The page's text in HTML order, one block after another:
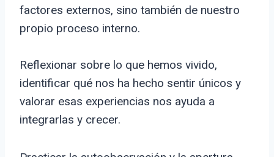
factores externos, sino también de nuestro
propio proceso interno.
Reflexionar sobre lo que hemos vivido,
identificar qué nos ha hecho sentir únicos y
valorar esas experiencias nos ayuda a
integrarlas y crecer.